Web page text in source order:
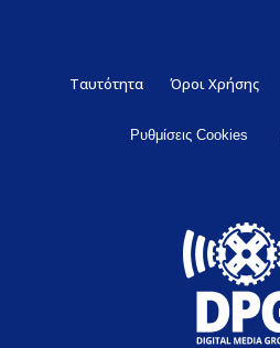
Ταυτότητα Όροι Χρήσης
Ρυθμίσεις Cookies